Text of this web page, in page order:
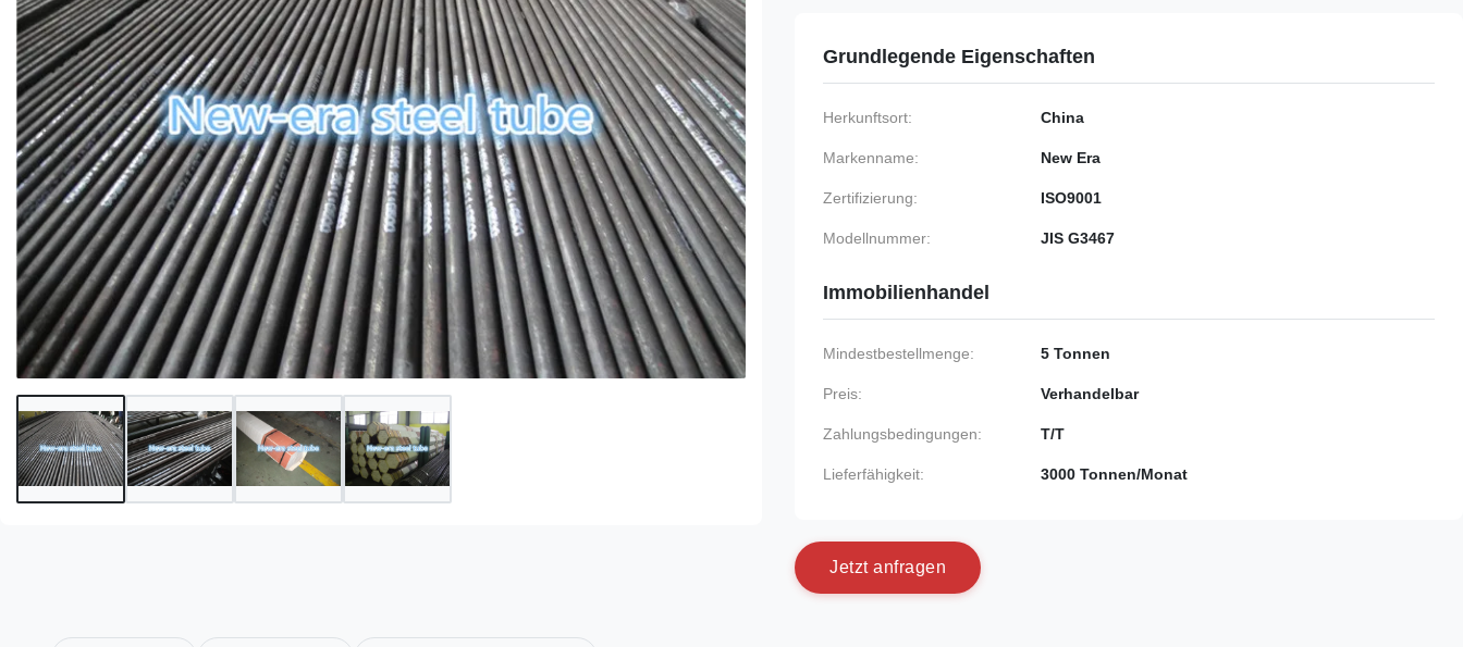
Grundlegende Eigenschaften
Herkunftsort: China
Markenname: New Era
Zertifizierung: ISO9001
Modellnummer: JIS G3467
Immobilienhandel
Mindestbestellmenge: 5 Tonnen
Preis: Verhandelbar
Zahlungsbedingungen: T/T
Lieferfähigkeit: 3000 Tonnen/Monat
Jetzt anfragen